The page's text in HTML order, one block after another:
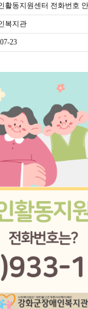
활동지원센터 전화번호
복지관
23